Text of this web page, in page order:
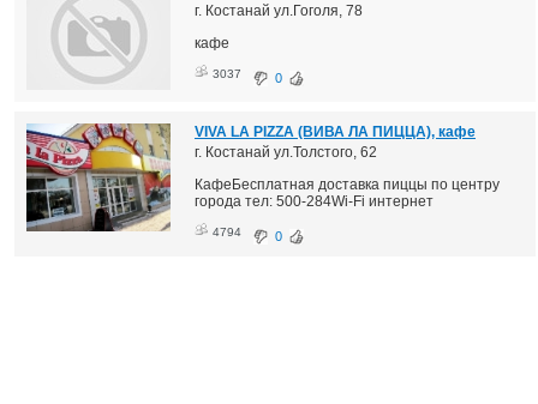
г. Костанай ул.Гоголя, 78
кафе
3037 0
VIVA LA PIZZA (ВИВА ЛА ПИЦЦА), кафе
г. Костанай ул.Толстого, 62
КафеБесплатная доставка пиццы по центру
города тел: 500-284Wi-Fi интернет
4794 0